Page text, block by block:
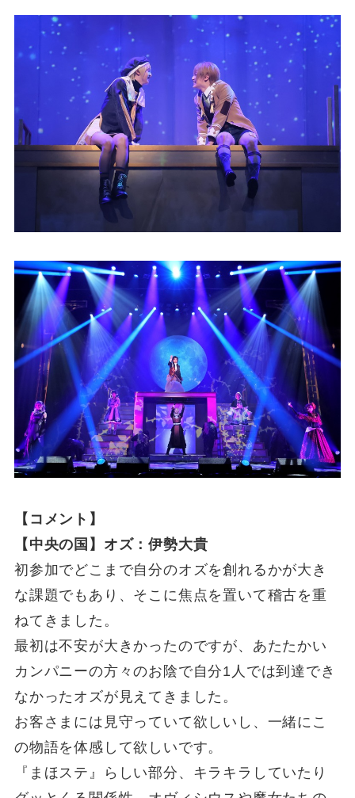
【コメント】
【中央の国】オズ：伊勢大貴
初参加でどこまで自分のオズを創れるかが大き
な課題でもあり、そこに焦点を置いて稽古を重
ねてきました。
最初は不安が大きかったのですが、あたたかい
カンパニーの方々のお陰で自分1人では到達でき
なかったオズが見えてきました。
お客さまには見守っていて欲しいし、一緒にこ
の物語を体感して欲しいです。
『まほステ』らしい部分、キラキラしていたり